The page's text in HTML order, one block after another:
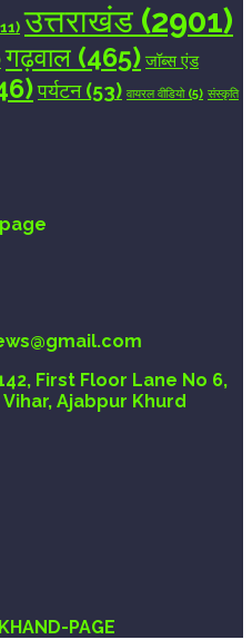
उत्तराखंड (2901)
गढ़वाल (465) जॉब्स एंड
पर्यटन(53) वायरल वीडियो(5) संस्कृति
First Floor Lane No 6,
Ajabpur Khurd
PAGE